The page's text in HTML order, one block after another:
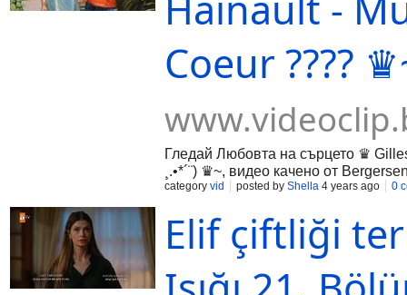
Coeur ????
Гледай Любовта на сърцето ♛
¸.•*´¨) ♛~, видео качено от
category vid posted by Shella 4 years ago 0
Elif çiftliği